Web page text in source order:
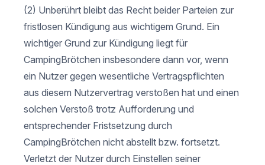
(2) Unberührt bleibt das Recht beider Parteien zur
fristlosen Kündigung aus wichtigem Grund. Ein
wichtiger Grund zur Kündigung liegt für
CampingBrötchen insbesondere dann vor, wenn
ein Nutzer gegen wesentliche Vertragspflichten
aus diesem Nutzervertrag verstoßen hat und einen
solchen Verstoß trotz Aufforderung und
entsprechender Fristsetzung durch
CampingBrötchen nicht abstellt bzw. fortsetzt.
Verletzt der Nutzer durch Einstellen seiner